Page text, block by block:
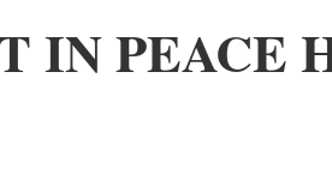
IN PEACE